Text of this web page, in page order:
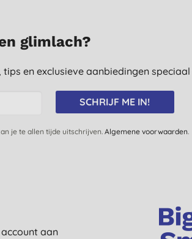
glimlach?
en exclusieve aanbiedingen
SCHRIJF ME IN!
je te allen tijde uitschrijven.Algemene voorwaarden.
aan